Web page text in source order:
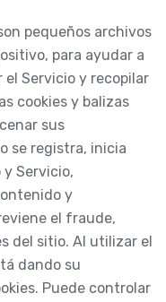
pequeños archivos
para ayudar a
el Servicio y recopilar
cookies y balizas
sus
se registra, inicia
Servicio,
y
el fraude,
del sitio. Al utilizar el
dando su
Puede controlar